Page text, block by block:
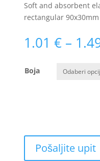
Soft and absorbent
rectangular
1.01 € –
Boja